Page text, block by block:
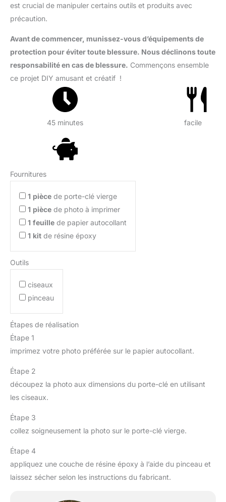
est crucial de manipuler certains outils et produits avec
précaution.
Avant de commencer, munissez-vous d’équipements de
protection pour éviter toute blessure. Nous déclinons toute
responsabilité en cas de blessure. Commençons ensemble
ce projet DIY amusant et créatif !
45 minutes facile
Fournitures
1 pièce de porte-clé vierge
1 pièce de photo à imprimer
1 feuille de papier autocollant
1 kit de résine époxy
Outils
ciseaux
pinceau
Étapes de réalisation
Étape 1
imprimez votre photo préférée sur le papier autocollant.
Étape 2
découpez la photo aux dimensions du porte-clé en utilisant
les ciseaux.
Étape 3
collez soigneusement la photo sur le porte-clé vierge.
Étape 4
appliquez une couche de résine époxy à l’aide du pinceau et
laissez sécher selon les instructions du fabricant.